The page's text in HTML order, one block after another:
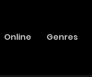
Online Genres